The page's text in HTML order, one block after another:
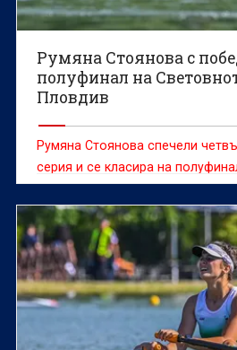
Румяна Стоянова с
полуфинал на
Пловдив
Румяна Стоянова спечели
серия и се класира на
Световното първенство по
Пловдив.